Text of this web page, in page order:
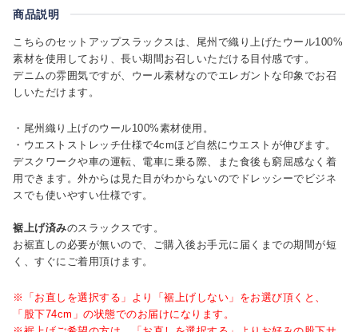
商品説明
こちらのセットアップスラックスは、尾州で織り上げたウール100%
素材を使用しており、長い期間お召しいただける目付感です。
デニムの雰囲気ですが、ウール素材なのでエレガントな印象でお召
しいただけます。
・尾州織り上げのウール100%素材使用。
・ウエストストレッチ仕様で4cmほど自然にウエストが伸びます。
デスクワークや車の運転、電車に乗る際、また食後も窮屈感なく着
用できます。外からは見た目がわからないのでドレッシーでビジネ
スでも使いやすい仕様です。
裾上げ済みのスラックスです。
お裾直しの必要が無いので、ご購入後お手元に届くまでの期間が短
く、すぐにご着用頂けます。
※「お直しを選択する」より「裾上げしない」をお選び頂くと、
「股下74cm」の状態でのお届けになります。